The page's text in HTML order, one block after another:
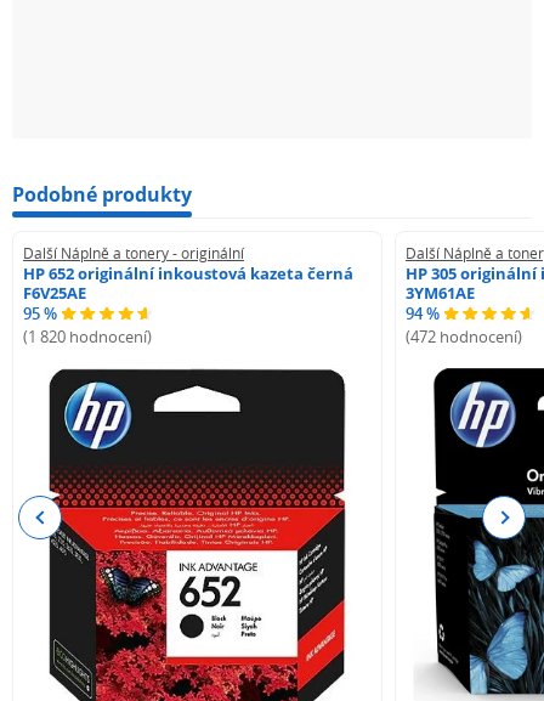
Podobné produkty
Další Náplně a tonery - originální
HP 652 originální inkoustová kazeta černá
F6V25AE
95 %
(1 820 hodnocení)
Další Náplně a
HP 305
3YM61AE
94 %
(472 hodnocení)
Previous Next